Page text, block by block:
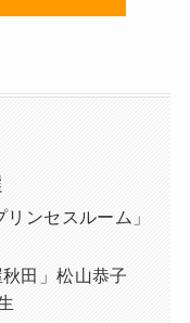
リンセスルーム」
秋田」松山恭子